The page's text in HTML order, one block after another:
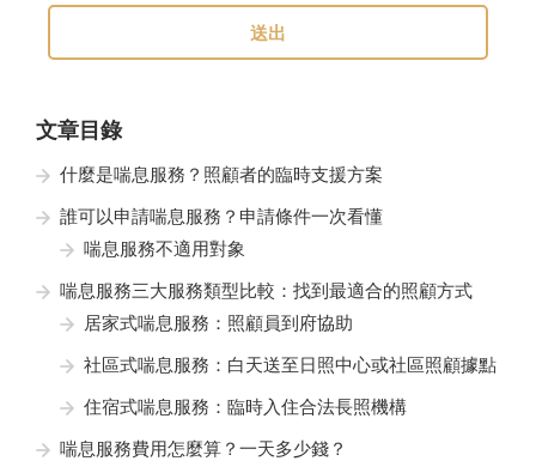
送出
文章目錄
什麼是喘息服務？照顧者的臨時支援方案
誰可以申請喘息服務？申請條件一次看懂
喘息服務不適用對象
喘息服務三大服務類型比較：找到最適合的照顧方式
居家式喘息服務：照顧員到府協助
社區式喘息服務：白天送至日照中心或社區照顧據點
住宿式喘息服務：臨時入住合法長照機構
喘息服務費用怎麼算？一天多少錢？